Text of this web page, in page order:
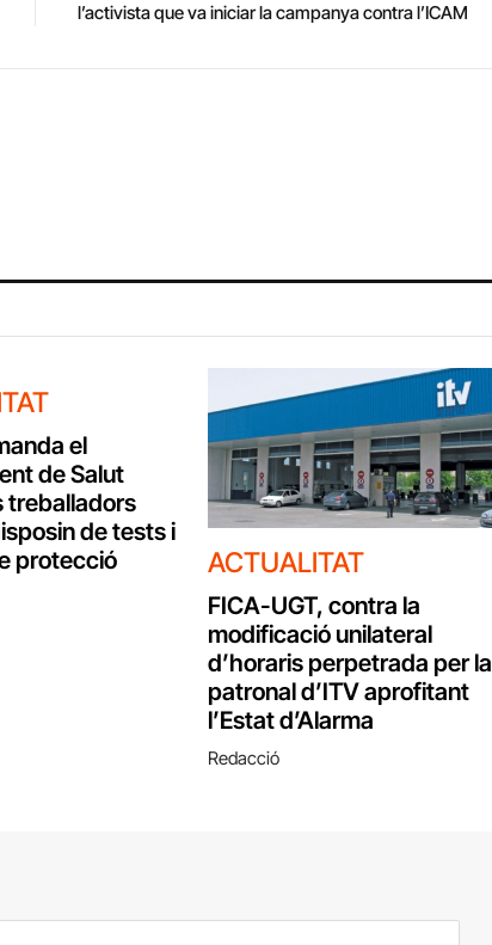
l’activista que va iniciar la campanya contra l’ICAM
el
de Salut
treballadors
de tests i
protecció
ACTUALITAT
FICA-UGT, contra la
modificació unilateral
d’horaris perpetrada per la
patronal d’ITV aprofitant
l’Estat d’Alarma
Redacció